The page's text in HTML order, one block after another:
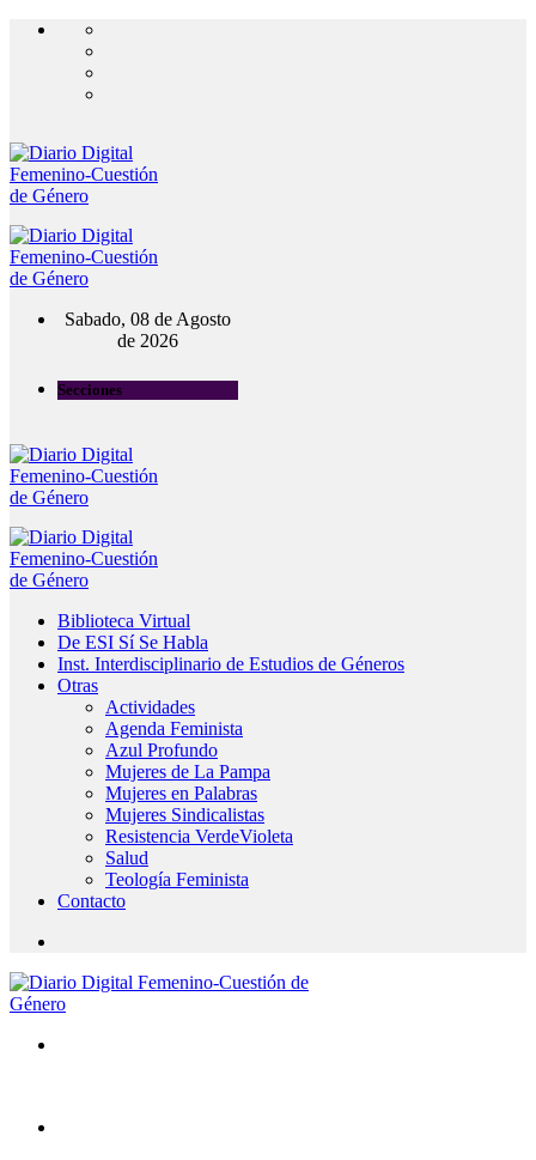
Sabado, 08 de Agosto
de 2026
Secciones
Biblioteca Virtual
De ESI Sí Se Habla
Inst. Interdisciplinario de Estudios de Géneros
Otras
Actividades
Agenda Feminista
Azul Profundo
Mujeres de La Pampa
Mujeres en Palabras
Mujeres Sindicalistas
Resistencia VerdeVioleta
Salud
Teología Feminista
Contacto